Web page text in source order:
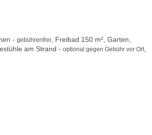
- gebührenfrei
, Freibad 150 m², Garten,
am Strand - optional gegen Gebühr vor Ort